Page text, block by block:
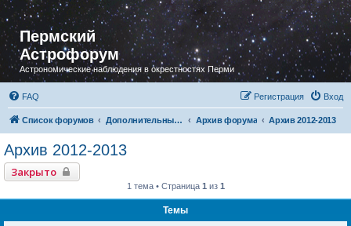
Пермский
Астрофорум
Астрономические наблюдения в окрестностях Перми
FAQ Вход
Регистрация
Список форумов Дополнительный раздел Архив форума Архив 2012-2013
Архив 2012-2013
Закрыто
1 тема • Страница 1 из 1
Темы